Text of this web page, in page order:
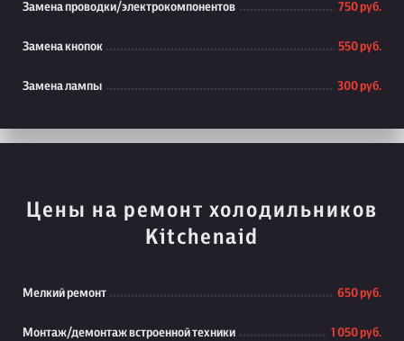
Замена проводки/электрокомпонентов 750 руб.
Замена кнопок 550 руб.
Замена лампы 300 руб.
Цены на ремонт холодильников
Kitchenaid
Мелкий ремонт 650 руб.
Монтаж/демонтаж встроенной техники 1 050 руб.